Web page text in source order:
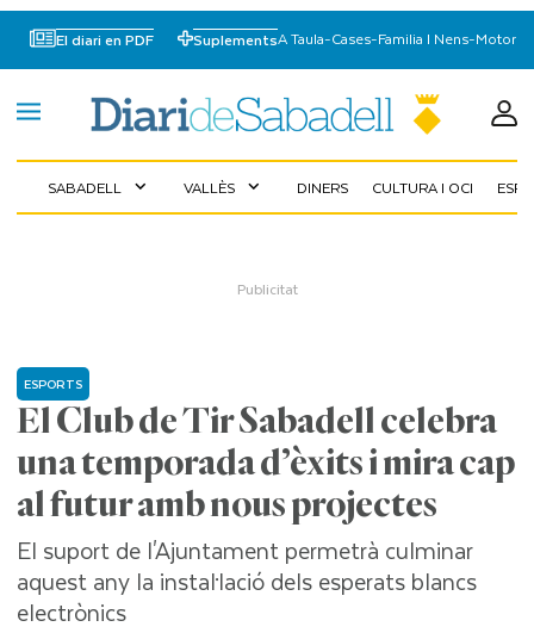
El diari en PDF SuplementsA Taula-Cases-Familia I Nens-Motor
SABADELL expand_more VALLÈS expand_more DINERS CULTURA I OCI
El Club de Tir Sabadell celebra
una temporada d’èxits i mira cap
al futur amb nous projectes
ESPORTS
El suport de l'Ajuntament permetrà culminar
aquest any la instal·lació dels esperats blancs
electrònics